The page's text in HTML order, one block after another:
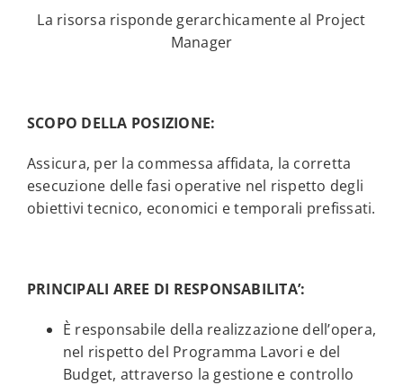
La risorsa risponde gerarchicamente al Project
Manager
SCOPO DELLA POSIZIONE:
Assicura, per la commessa affidata, la corretta
esecuzione delle fasi operative nel rispetto degli
obiettivi tecnico, economici e temporali prefissati.
PRINCIPALI AREE DI RESPONSABILITA’:
È responsabile della realizzazione dell’opera,
nel rispetto del Programma Lavori e del
Budget, attraverso la gestione e controllo